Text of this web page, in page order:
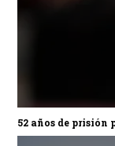
52 años de prisión